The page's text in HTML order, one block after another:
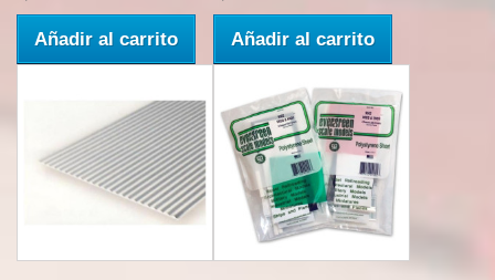
Añadir al carrito Añadir al carrito